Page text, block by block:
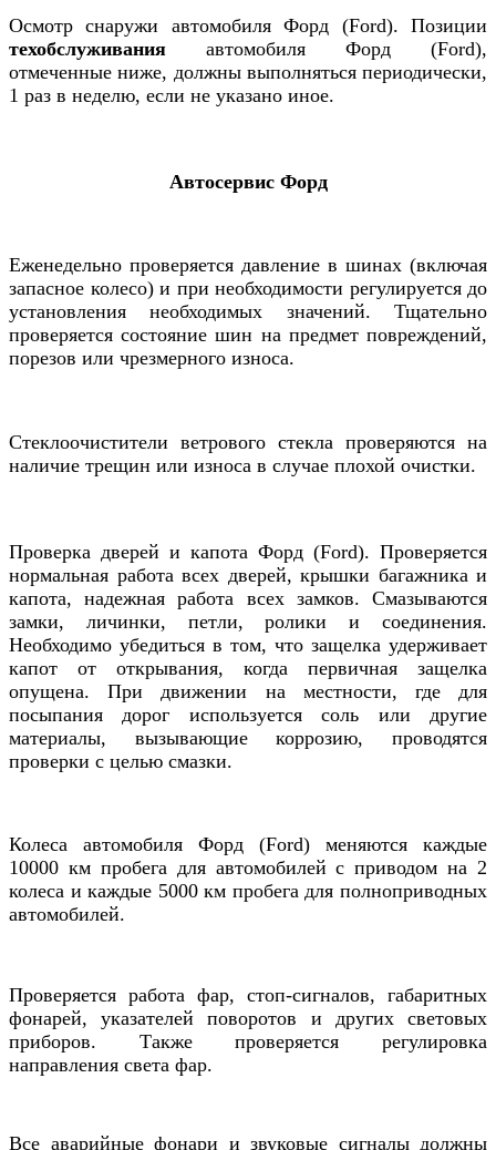
Осмотр снаружи автомобиля Форд (Ford). Позиции
техобслуживания автомобиля Форд (Ford),
отмеченные ниже, должны выполняться периодически,
1 раз в неделю, если не указано иное.
Автосервис Форд
Еженедельно проверяется давление в шинах (включая
запасное колесо) и при необходимости регулируется до
установления необходимых значений. Тщательно
проверяется состояние шин на предмет повреждений,
порезов или чрезмерного износа.
Стеклоочистители ветрового стекла проверяются на
наличие трещин или износа в случае плохой очистки.
Проверка дверей и капота Форд (Ford). Проверяется
нормальная работа всех дверей, крышки багажника и
капота, надежная работа всех замков. Смазываются
замки, личинки, петли, ролики и соединения.
Необходимо убедиться в том, что защелка удерживает
капот от открывания, когда первичная защелка
опущена. При движении на местности, где для
посыпания дорог используется соль или другие
материалы, вызывающие коррозию, проводятся
проверки с целью смазки.
Колеса автомобиля Форд (Ford) меняются каждые
10000 км пробега для автомобилей с приводом на 2
колеса и каждые 5000 км пробега для полноприводных
автомобилей.
Проверяется работа фар, стоп-сигналов, габаритных
фонарей,
указателей поворотов и других световых
приборов. Также проверяется регулировка
направления света фар.
Все аварийные фонари и звуковые сигналы должны